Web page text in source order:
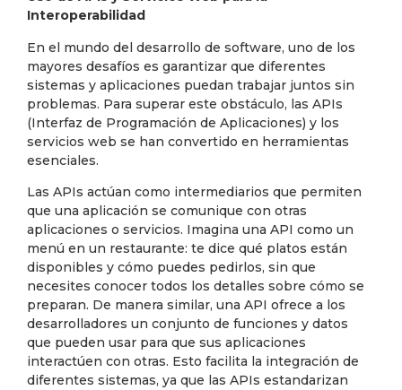
Interoperabilidad
En el mundo del desarrollo de software, uno de los
mayores desafíos es garantizar que diferentes
sistemas y aplicaciones puedan trabajar juntos sin
problemas. Para superar este obstáculo, las APIs
(Interfaz de Programación de Aplicaciones) y los
servicios web se han convertido en herramientas
esenciales.
Las APIs actúan como intermediarios que permiten
que una aplicación se comunique con otras
aplicaciones o servicios. Imagina una API como un
menú en un restaurante: te dice qué platos están
disponibles y cómo puedes pedirlos, sin que
necesites conocer todos los detalles sobre cómo se
preparan. De manera similar, una API ofrece a los
desarrolladores un conjunto de funciones y datos
que pueden usar para que sus aplicaciones
interactúen con otras. Esto facilita la integración de
diferentes sistemas, ya que las APIs estandarizan